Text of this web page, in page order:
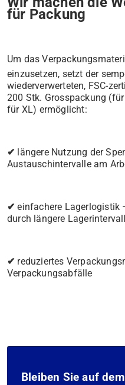
für Packung
Um das
einzusetzen, setzt der
wiederverwerteten, FSC-
200 Stk. Grosspackung
für XL) ermöglicht:
✔ längere Nutzung der
Austauschintervalle am
✔ einfachere Lagerlogistik
durch längere
✔ reduziertes
Verpackungsabfälle
Bleiben Sie auf